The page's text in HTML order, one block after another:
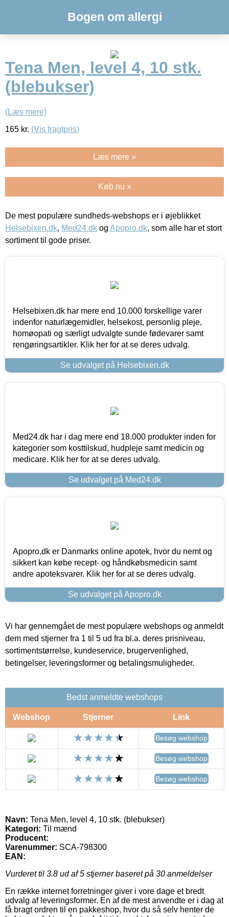
Bogen om allergi
Tena Men, level 4, 10 stk.
(blebukser)
(Læs mere)
165 kr. (Vis fragtpris)
Læs mere »
Køb nu »
De mest populære sundheds-webshops er i øjeblikket
Helsebixen.dk, Med24.dk og Apopro.dk, som alle har et stort
sortiment til gode priser.
Helsebixen.dk har mere end 10.000 forskellige varer
indenfor naturlægemidler, helsekost, personlig pleje,
homøopati og særligt udvalgte sunde fødevarer samt
rengøringsartikler. Klik her for at se deres udvalg.
Se udvalget på Helsebixen.dk
Med24.dk har i dag mere end 18.000 produkter inden for
kategorier som kosttilskud, hudpleje samt medicin og
medicare. Klik her for at se deres udvalg.
Se udvalget på Med24.dk
Apopro.dk er Danmarks online apotek, hvor du nemt og
sikkert kan købe recept- og håndkøbsmedicin samt
andre apoteksvarer. Klik her for at se deres udvalg.
Se udvalget på Apopro.dk
Vi har gennemgået de mest populære webshops og anmeldt
dem med stjerner fra 1 til 5 ud fra bl.a. deres prisniveau,
sortimentstørrelse, kundeservice, brugervenlighed,
betingelser, leveringsformer og betalingsmuligheder.
Bedst anmeldte webshops
Webshop Stjerner Link
Besøg webshop
Besøg webshop
Besøg webshop
Navn: Tena Men, level 4, 10 stk. (blebukser)
Kategori: Til mænd
Producent:
Varenummer: SCA-798300
EAN:
Vurderet til 3.8 ud af 5 stjerner baseret på 30 anmeldelser
En række internet forretninger giver i vore dage et bredt
udvalg af leveringsformer. En af de mest anvendte er i dag at
få bragt ordren til en pakkeshop, hvor du så selv henter de